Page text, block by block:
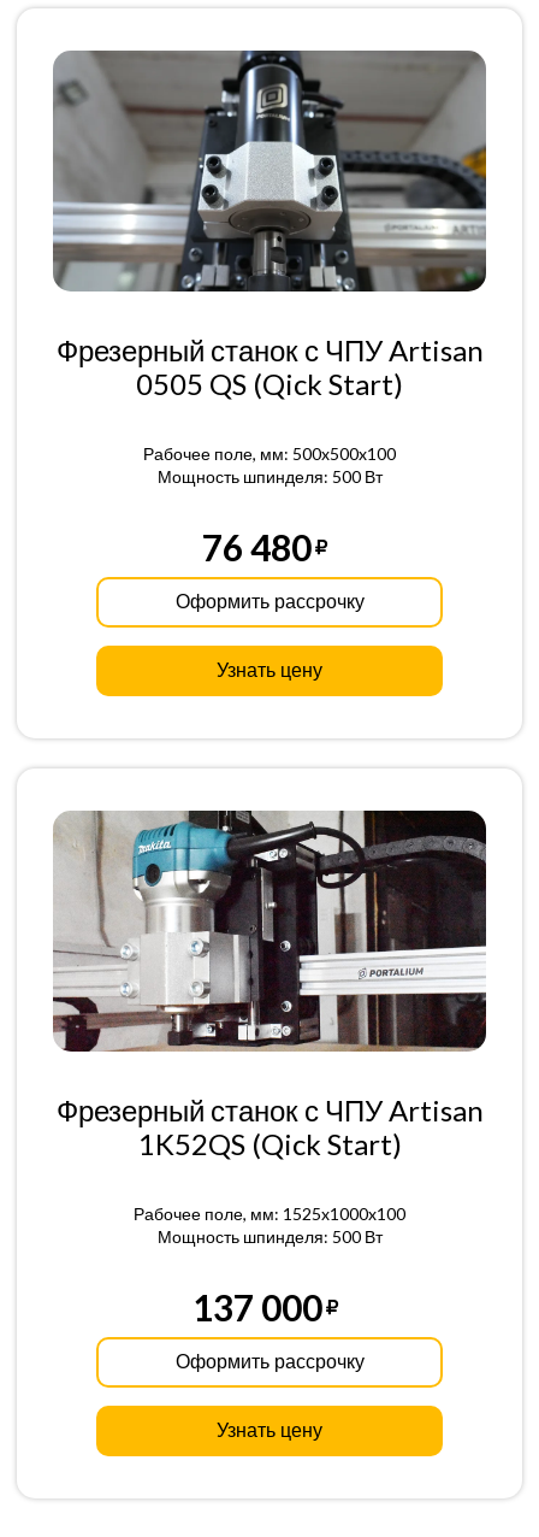
Фрезерный станок с ЧПУ Artisan
0505 QS (Qick Start)
Рабочее поле, мм: 500x500x100
Мощность шпинделя: 500 Вт
76 480
Оформить рассрочку
Узнать цену
Фрезерный станок с ЧПУ Artisan
1K52QS (Qick Start)
Рабочее поле, мм: 1525x1000x100
Мощность шпинделя: 500 Вт
137 000
Оформить рассрочку
Узнать цену